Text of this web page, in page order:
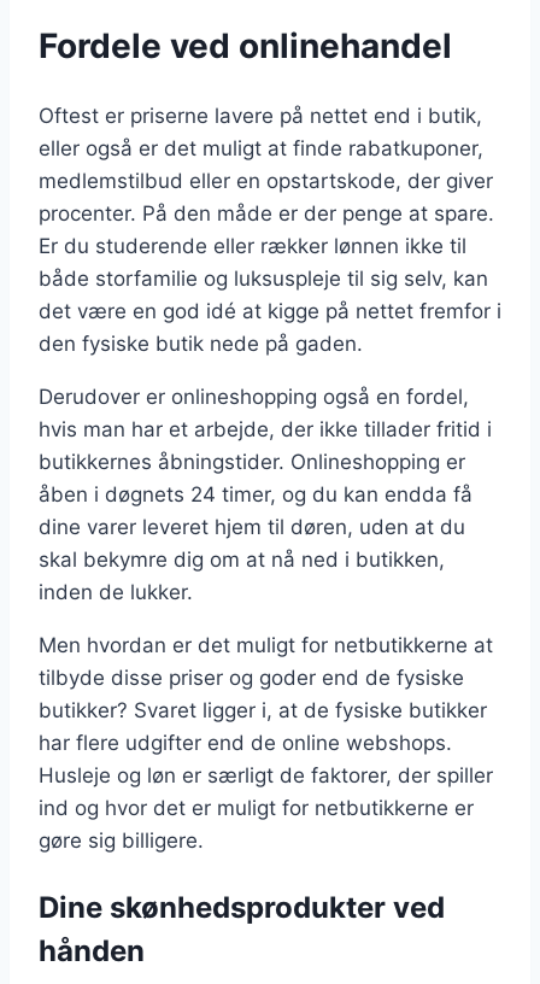
Fordele ved onlinehandel
Oftest er priserne lavere på nettet end i butik,
eller også er det muligt at finde rabatkuponer,
medlemstilbud eller en opstartskode, der giver
procenter. På den måde er der penge at spare.
Er du studerende eller rækker lønnen ikke til
både storfamilie og luksuspleje til sig selv, kan
det være en god idé at kigge på nettet fremfor i
den fysiske butik nede på gaden.
Derudover er onlineshopping også en fordel,
hvis man har et arbejde, der ikke tillader fritid i
butikkernes åbningstider. Onlineshopping er
åben i døgnets 24 timer, og du kan endda få
dine varer leveret hjem til døren, uden at du
skal bekymre dig om at nå ned i butikken,
inden de lukker.
Men hvordan er det muligt for netbutikkerne at
tilbyde disse priser og goder end de fysiske
butikker? Svaret ligger i, at de fysiske butikker
har flere udgifter end de online webshops.
Husleje og løn er særligt de faktorer, der spiller
ind og hvor det er muligt for netbutikkerne er
gøre sig billigere.
Dine skønhedsprodukter ved
hånden